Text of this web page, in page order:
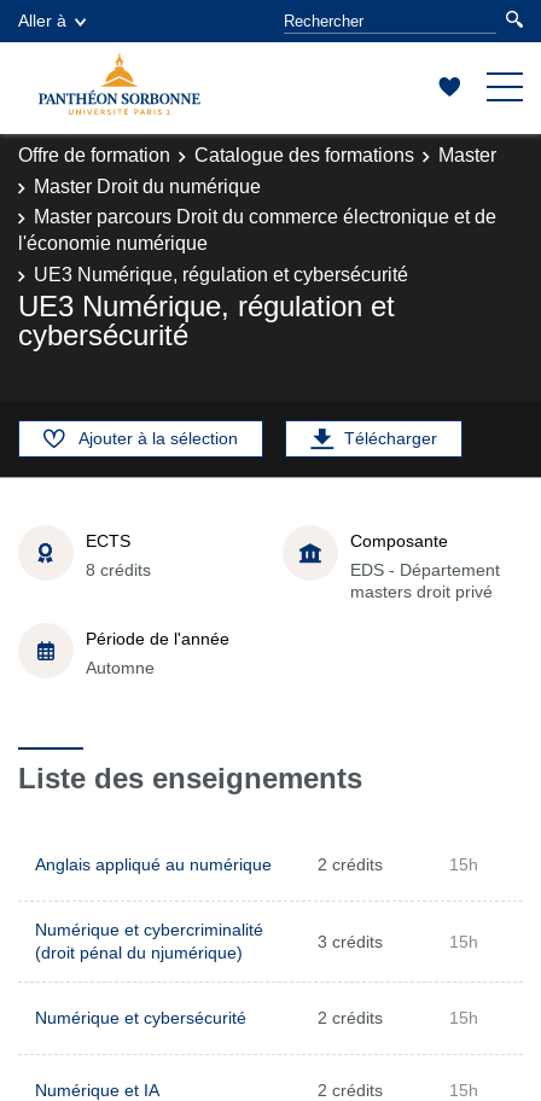
Aller à
Offre de formation Catalogue des formations
Master
Master Droit du numérique
Master parcours Droit du commerce électronique et de
l'économie numérique
UE3 Numérique, régulation et cybersécurité
UE3 Numérique, régulation et
cybersécurité
Ajouter à la sélection Télécharger
ECTS
8 crédits
Composante
EDS - Département
masters droit privé
Période de l'année
Automne
Liste des enseignements
Anglais appliqué au numérique 2 crédits 15h
Numérique et cybercriminalité
(droit pénal du njumérique)
3 crédits 15h
Numérique et cybersécurité 2 crédits 15h
Numérique et IA 2 crédits 15h